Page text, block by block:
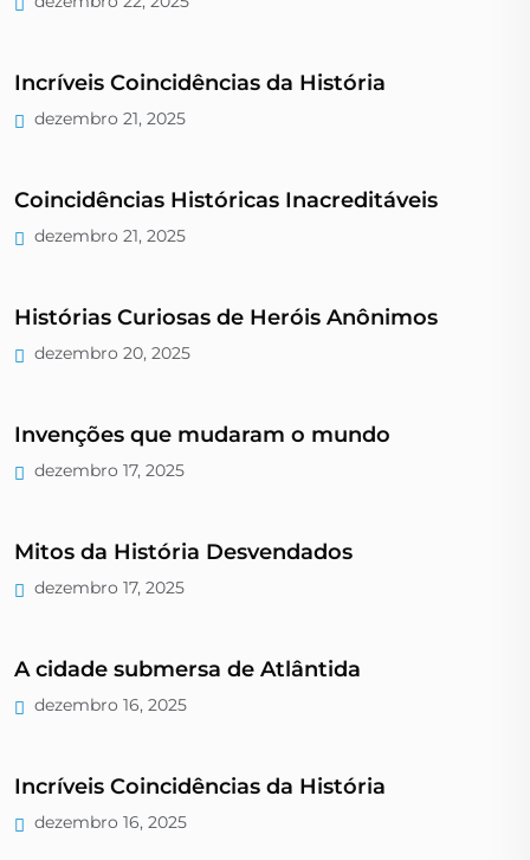
Incríveis Coincidências da História
dezembro 21, 2025
Coincidências Históricas Inacreditáveis
dezembro 21, 2025
Histórias Curiosas de Heróis Anônimos
dezembro 20, 2025
Invenções que mudaram o mundo
dezembro 17, 2025
Mitos da História Desvendados
dezembro 17, 2025
A cidade submersa de Atlântida
dezembro 16, 2025
Incríveis Coincidências da História
dezembro 16, 2025